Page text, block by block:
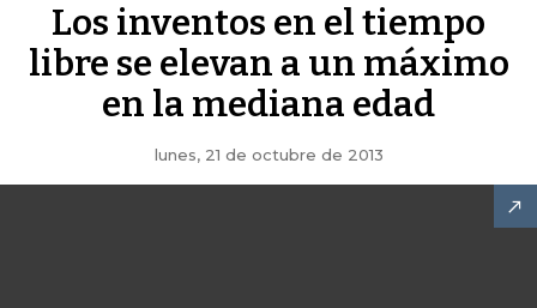
Los inventos en el tiempo
libre se elevan a un máximo
en la mediana edad
lunes, 21 de octubre de 2013